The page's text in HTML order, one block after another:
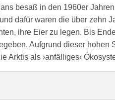
besaß in den 1960er
dafür waren die über zehn
ihre Eier zu legen. Bis
Aufgrund dieser hohen
Arktis als ›anfälliges‹